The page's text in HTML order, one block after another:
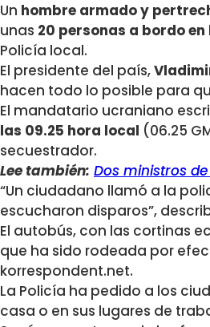
Un hombre armado y
unas 20 personas a bordo
Policía local.
El presidente del país,
hacen todo lo posible para
El mandatario ucraniano
las 09.25 hora local (06.25
secuestrador.
Lee también: Dos ministros
“Un ciudadano llamó a la
escucharon disparos”,
El autobús, con las cortinas
que ha sido rodeada por
korrespondent.net.
La Policía ha pedido a los
casa o en sus lugares de